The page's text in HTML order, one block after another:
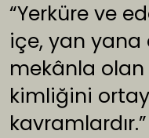
“Yerküre ve
içe, yan yana
mekânla olan
kimliğini
kavramlardır.”